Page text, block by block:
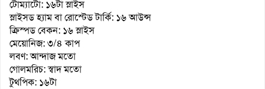
টোম্যাটো: ১৬টা স্লাইস
স্লাইসড হ্যাম বা রোস্টেড টার্কি: ১৬ আউন্স
ক্রিস্পড বেকন: ১৬ স্লাইস
মেয়োনিজ: ৩/৪ কাপ
লবণ: আন্দাজ মতো
গোলমরিচ: স্বাদ মতো
টুথপিক: ১৬টা